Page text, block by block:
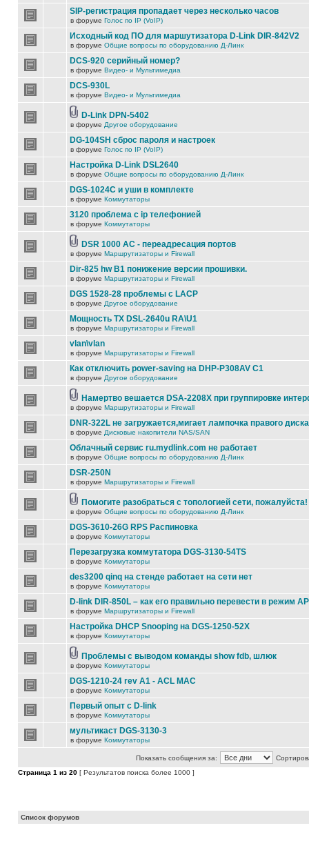
SIP-регистрация пропадает через несколько часов
в форуме Голос по IP (VoIP)
Исходный код ПО для маршутизатора D-Link DIR-842V2
в форуме Общие вопросы по оборудованию Д-Линк
DCS-920 серийный номер?
в форуме Видео- и Мультимедиа
DCS-930L
в форуме Видео- и Мультимедиа
D-Link DPN-5402
в форуме Другое оборудование
DG-104SH сброс пароля и настроек
в форуме Голос по IP (VoIP)
Настройка D-Link DSL2640
в форуме Общие вопросы по оборудованию Д-Линк
DGS-1024C и уши в комплекте
в форуме Коммутаторы
3120 проблема с ip телефонией
в форуме Коммутаторы
DSR 1000 AC - переадресация портов
в форуме Маршрутизаторы и Firewall
Dir-825 hw B1 понижение версии прошивки.
в форуме Маршрутизаторы и Firewall
DGS 1528-28 проблемы с LACP
в форуме Другое оборудование
Мощность TX DSL-2640u RA\U1
в форуме Маршрутизаторы и Firewall
vlan\vlan
в форуме Маршрутизаторы и Firewall
Как отключить power-saving на DHP-P308AV C1
в форуме Другое оборудование
Намертво вешается DSA-2208X при группировке
в форуме Маршрутизаторы и Firewall
DNR-322L не загружается,мигает лампочка правого диска
в форуме Дисковые накопители NAS/SAN
Облачный сервис ru.mydlink.com не работает
в форуме Общие вопросы по оборудованию Д-Линк
DSR-250N
в форуме Маршрутизаторы и Firewall
Помогите разобраться с топологией сети, пожалуйста!
в форуме Общие вопросы по оборудованию Д-Линк
DGS-3610-26G RPS Распиновка
в форуме Коммутаторы
Перезагрузка коммутатора DGS-3130-54TS
в форуме Коммутаторы
des3200 qinq на стенде работает на сети нет
в форуме Коммутаторы
D-link DIR-850L – как его правильно перевести в режим
в форуме Маршрутизаторы и Firewall
Настройка DHCP Snooping на DGS-1250-52X
в форуме Коммутаторы
Проблемы с выводом команды show fdb, шлюк
в форуме Коммутаторы
DGS-1210-24 rev A1 - ACL MAC
в форуме Коммутаторы
Первый опыт с D-link
в форуме Коммутаторы
мультикаст DGS-3130-3
в форуме Коммутаторы
Показать сообщения за:
Страница 1 из 20 [ Результатов поиска более 1000 ]
Список форумов